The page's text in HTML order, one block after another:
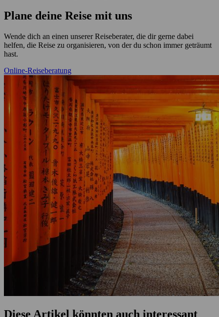
Plane deine Reise mit uns
Wende dich an einen unserer Reiseberater, die dir gerne dabei
helfen, die Reise zu organisieren, von der du schon immer geträumt
hast.
Online-Reiseberatung
Diese Artikel könnten auch interessant